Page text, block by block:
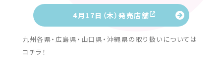
4月17日（木）発売店舗
九州各県・広島県・山口県・沖縄県の取り扱いについては
コチラ！